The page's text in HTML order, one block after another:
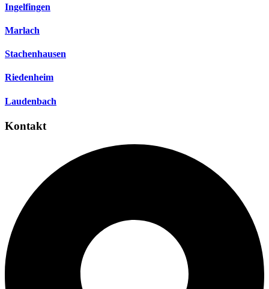
Ingelfingen
Marlach
Stachenhausen
Riedenheim
Laudenbach
Kontakt